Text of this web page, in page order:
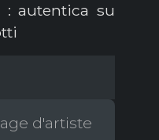
autentica su
d'artiste